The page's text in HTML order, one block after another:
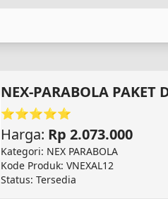
NEX-PARABOLA
⭐⭐⭐⭐⭐
Harga: Rp 2.073.000
Kategori: NEX PARABOLA
Kode Produk: VNEXAL12
Status: Tersedia